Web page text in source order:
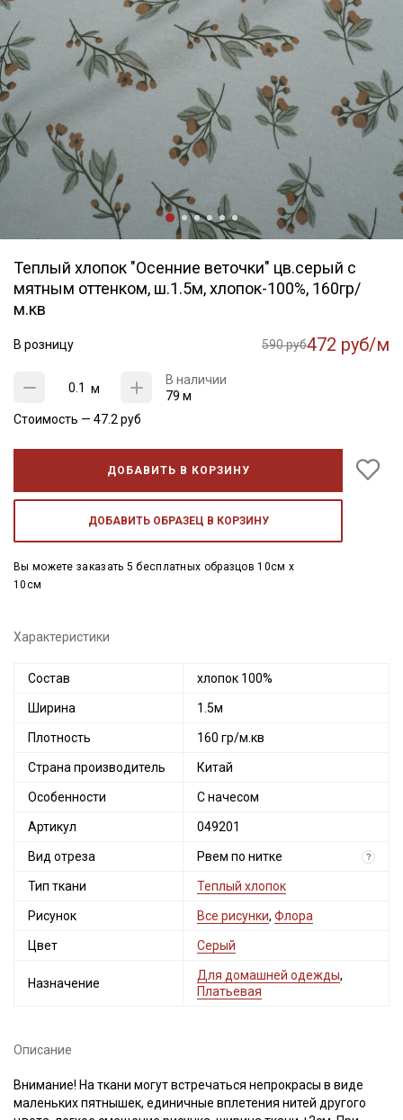
Теплый хлопок "Осенние веточки" цв.серый с
мятным оттенком, ш.1.5м, хлопок-100%, 160гр/
м.кв
В розницу 590 руб472 руб/м
м
В наличии
79 м
Стоимость — 47.2 руб
ДОБАВИТЬ В КОРЗИНУ
ДОБАВИТЬ ОБРАЗЕЦ В КОРЗИНУ
Вы можете заказать 5 бесплатных образцов 10см x
10см
Характеристики
Состав хлопок 100%
Ширина 1.5м
Плотность 160 гр/м.кв
Страна производитель Китай
Особенности С начесом
Артикул 049201
Вид отреза Рвем по нитке ?
Тип ткани Теплый хлопок
Рисунок Все рисунки, Флора
Цвет Серый
Назначение
Для домашней одежды,
Платьевая
Описание
Внимание! На ткани могут встречаться непрокрасы в виде
маленьких пятнышек, единичные вплетения нитей другого